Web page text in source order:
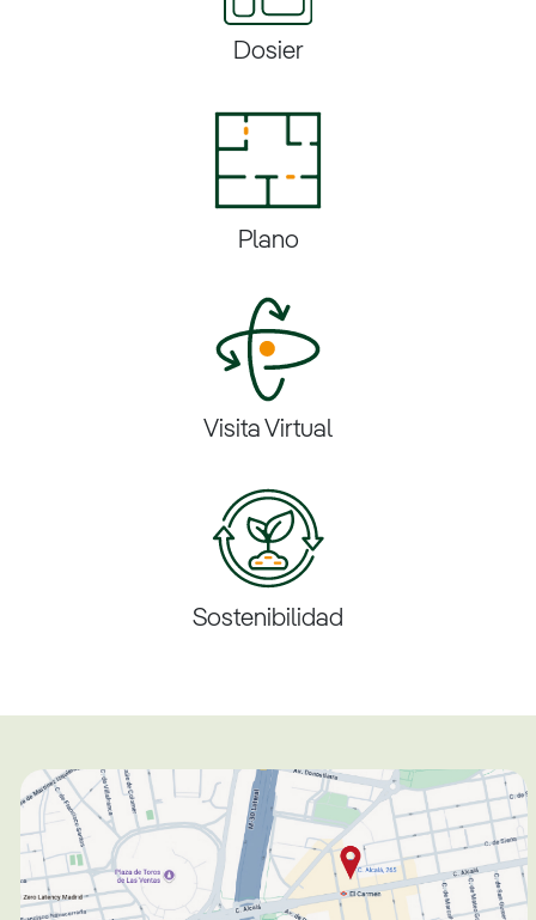
Dosier
Plano
Visita Virtual
Sostenibilidad